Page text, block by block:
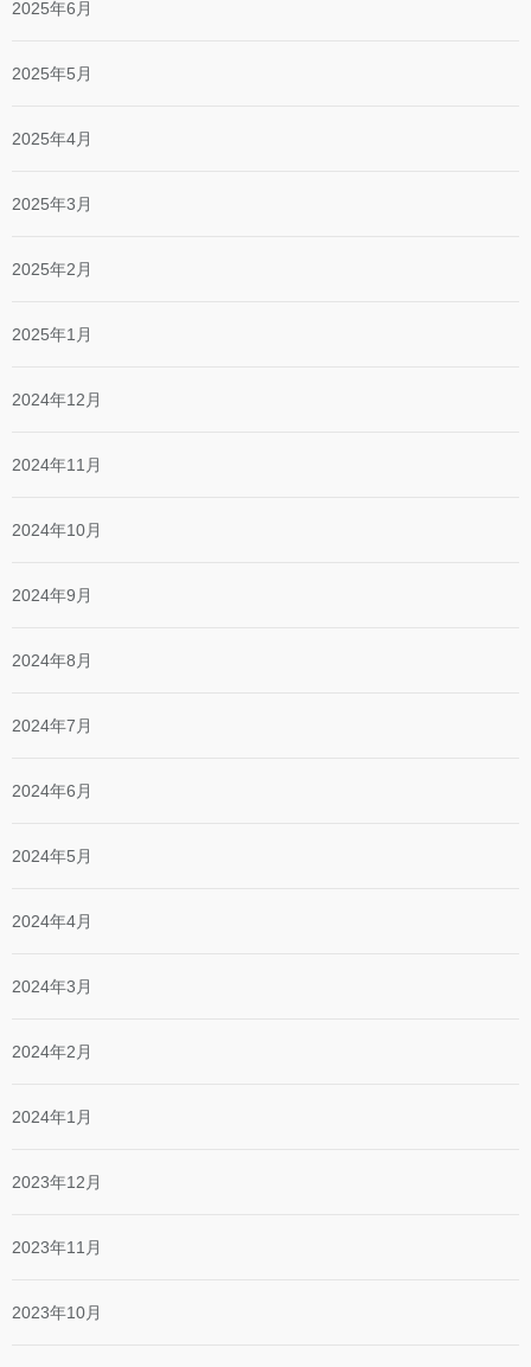
2025年6月
2025年5月
2025年4月
2025年3月
2025年2月
2025年1月
2024年12月
2024年11月
2024年10月
2024年9月
2024年8月
2024年7月
2024年6月
2024年5月
2024年4月
2024年3月
2024年2月
2024年1月
2023年12月
2023年11月
2023年10月